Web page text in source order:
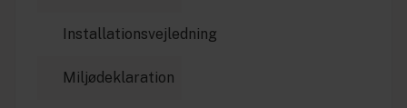
Installationsvejledning
Miljødeklaration